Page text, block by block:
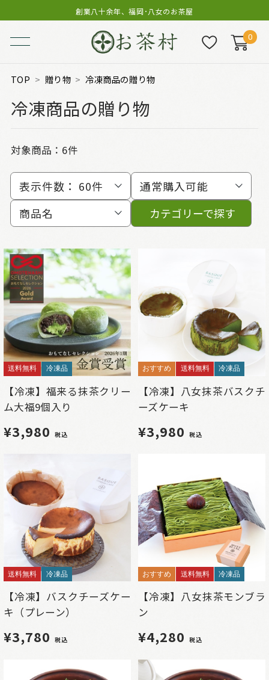
創業八十余年、福岡･八女のお茶屋
0
TOP 贈り物 冷凍商品の贈り物
冷凍商品の贈り物
対象商品： 6件
表示件数： 60件
通常購入可能
商品名
カテゴリーで探す
送料無料 冷凍品
【冷凍】福来る抹茶クリー
ム大福9個入り
¥3,980 税込
おすすめ 送料無料 冷凍品
【冷凍】八女抹茶バスクチ
ーズケーキ
¥3,980 税込
送料無料 冷凍品
【冷凍】バスクチーズケー
キ（プレーン）
¥3,780 税込
おすすめ 送料無料 冷凍品
【冷凍】八女抹茶モンブラ
ン
¥4,280 税込